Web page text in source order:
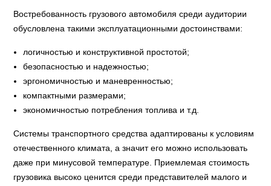
Востребованность грузового автомобиля среди аудитории
обусловлена такими эксплуатационными достоинствами:
логичностью и конструктивной простотой;
безопасностью и надежностью;
эргономичностью и маневренностью;
компактными размерами;
экономичностью потребления топлива и т.д.
Системы транспортного средства адаптированы к условиям
отечественного климата, а значит его можно использовать
даже при минусовой температуре. Приемлемая стоимость
грузовика высоко ценится среди представителей малого и